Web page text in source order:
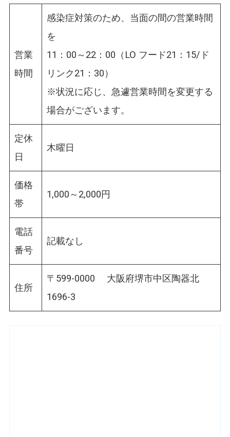
営業
時間
感染症対策のため、当面の間の営業時間
を
11：00～22：00（LO フード21：15/ド
リンク21：30）
※状況に応じ、急遽営業時間を変更する
場合がございます。
定休
日
木曜日
価格
帯
1,000～2,000円
電話
番号
記載なし
住所
〒599-0000 大阪府堺市中区陶器北
1696-3